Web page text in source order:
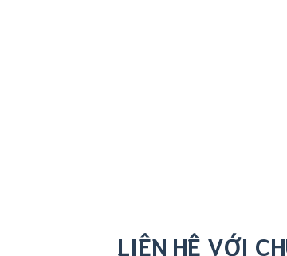
LIÊN HỆ VỚI